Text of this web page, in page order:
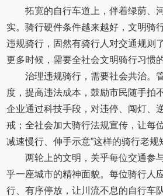
拓宽的自行车道上，伴着绿荫、
实。骑行硬件条件越来越好，文明骑行
违规骑行，固然有骑行人对交通规则
更多时候，需要全社会文明骑行习惯
治理违规骑行，需要社会共治。
度，提高违法成本，鼓励市民随手拍
企业通过科技手段，对违停、闯灯、
戒；全社会加大骑行法规宣传，让每
减速慢行、伸手示意”这样的骑行老规
两轮上的文明，关乎每位交通参
乎一座城市的精神面貌。每位骑行人
行、有序停放，让川流不息的自行车